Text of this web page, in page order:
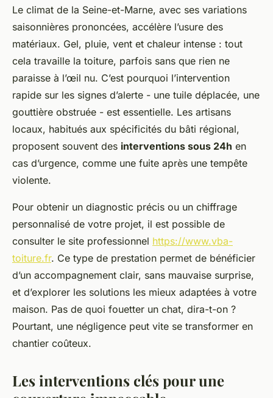
Le climat de la Seine-et-Marne, avec ses variations
saisonnières prononcées, accélère l’usure des
matériaux. Gel, pluie, vent et chaleur intense : tout
cela travaille la toiture, parfois sans que rien ne
paraisse à l’œil nu. C’est pourquoi l’intervention
rapide sur les signes d’alerte - une tuile déplacée, une
gouttière obstruée - est essentielle. Les artisans
locaux, habitués aux spécificités du bâti régional,
proposent souvent des interventions sous 24h en
cas d’urgence, comme une fuite après une tempête
violente.
Pour obtenir un diagnostic précis ou un chiffrage
personnalisé de votre projet, il est possible de
consulter le site professionnel https://www.vba-
toiture.fr. Ce type de prestation permet de bénéficier
d’un accompagnement clair, sans mauvaise surprise,
et d’explorer les solutions les mieux adaptées à votre
maison. Pas de quoi fouetter un chat, dira-t-on ?
Pourtant, une négligence peut vite se transformer en
chantier coûteux.
Les interventions clés pour une